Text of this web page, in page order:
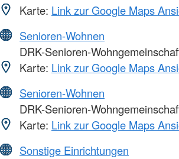
Karte: Link zur Google Maps
Senioren-Wohnen
DRK-Senioren-
Karte: Link zur Google Maps
Senioren-Wohnen
DRK-Senioren-
Karte: Link zur Google Maps
Sonstige Einrichtungen